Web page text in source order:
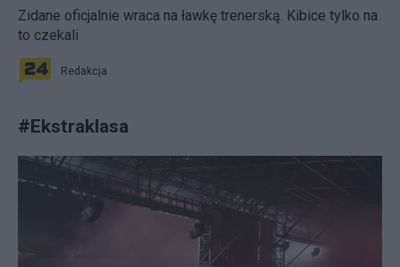
Zidane oficjalnie wraca na ławkę trenerską. Kibice tylko na
to czekali
Redakcja
#Ekstraklasa